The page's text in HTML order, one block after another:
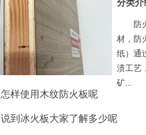
分类介
防火
材，防
纸）通
渍工艺
矿...
怎样使用木纹防火板呢
说到冰火板大家了解多少呢